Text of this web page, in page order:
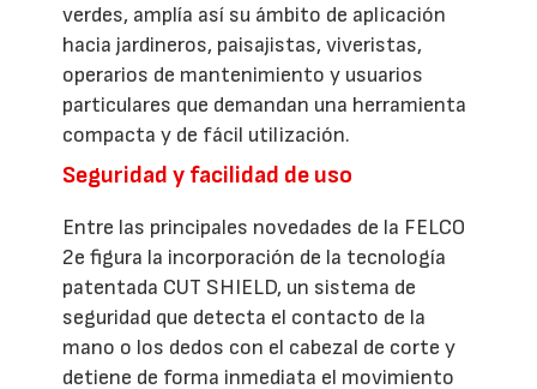
verdes, amplía así su ámbito de aplicación
hacia jardineros, paisajistas, viveristas,
operarios de mantenimiento y usuarios
particulares que demandan una herramienta
compacta y de fácil utilización.
Seguridad y facilidad de uso
Entre las principales novedades de la FELCO
2e figura la incorporación de la tecnología
patentada CUT SHIELD, un sistema de
seguridad que detecta el contacto de la
mano o los dedos con el cabezal de corte y
detiene de forma inmediata el movimiento